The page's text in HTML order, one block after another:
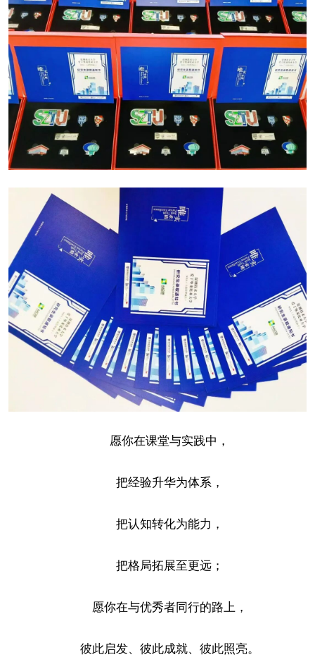
愿你在课堂与实践中，
把经验升华为体系，
把认知转化为能力，
把格局拓展至更远；
愿你在与优秀者同行的路上，
彼此启发、彼此成就、彼此照亮。